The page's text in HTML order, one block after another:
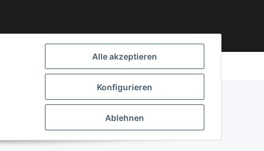
Alle akzeptieren
Konfigurieren
Ablehnen
Powered byJTL-Shop